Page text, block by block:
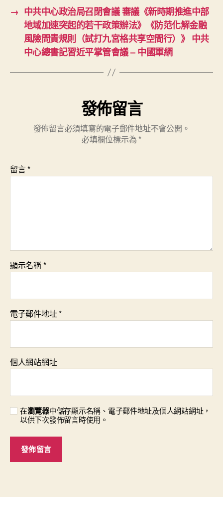
→ 中共中心政治局召閉會議 審議《新時期推進中部
地域加速突起的若干政策辦法》《防范化解金融
風險問責規則（試打九宮格共享空間行）》 中共
中心總書記習近平掌管會議 – 中國軍網
發佈留言
發佈留言必須填寫的電子郵件地址不會公開。
必填欄位標示為 *
留言*
顯示名稱*
電子郵件地址*
個人網站網址
在瀏覽器中儲存顯示名稱、電子郵件地址及個人網站網址，
以供下次發佈留言時使用。